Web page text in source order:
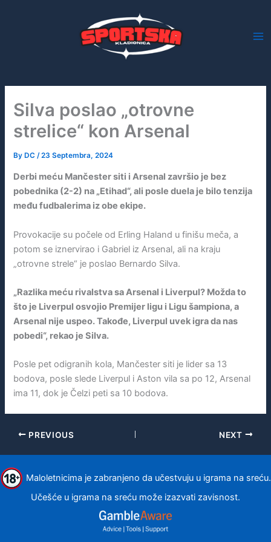
Silva poslao „otrovne
strelice“ kon Arsenal
ByDC /23 Septembra, 2024
Derbi meću Mančester siti i Arsenal završio je bez
pobednika (2-2) na „Etihad“, ali posle duela je bilo tenzija
među fudbalerima iz obe ekipe.
Provokacije su počele od Erling Haland u finišu meča, a
potom se iznervirao i Gabriel iz Arsenal, ali na kraju
„otrovne strele“ je poslao Bernardo Silva.
„Razlika meću rivalstva sa Arsenal i Liverpul? Možda to
što je Liverpul osvojio Premijer ligu i Ligu šampiona, a
Arsenal nije uspeo. Takođe, Liverpul uvek igra da nas
pobedi“, rekao je Silva.
Posle pet odigranih kola, Mančester siti je lider sa 13
bodova, posle slede Liverpul i Aston vila sa po 12, Arsenal
ima 11, dok je Čelzi peti sa 10 bodova.
PREVIOUS NEXT
Maloletnicima je zabranjeno da učestvuju u igrama na sreću.
Učešće u igrama na sreću može izazvati zavisnost.